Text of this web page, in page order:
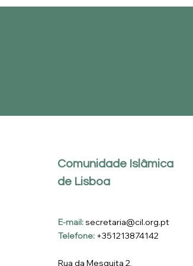
Comunidade Islâmica
de Lisboa
E-mail:secretaria@cil.org.pt
Telefone: +351213874142
Rua da Mesquita 2,